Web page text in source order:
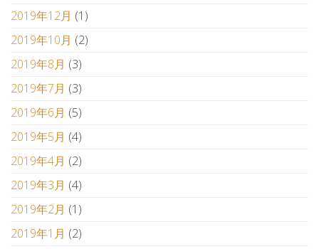
2019年12月 (1)
2019年10月 (2)
2019年8月 (3)
2019年7月 (3)
2019年6月 (5)
2019年5月 (4)
2019年4月 (2)
2019年3月 (4)
2019年2月 (1)
2019年1月 (2)